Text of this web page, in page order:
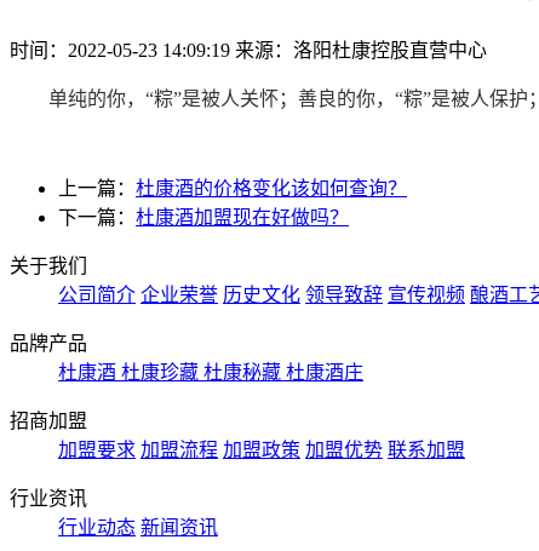
时间：2022-05-23 14:09:19 来源：洛阳杜康控股直营中心
单纯的你，“粽”是被人关怀；善良的你，“粽”是被人保护
上一篇： 杜康酒的价格变化该如何查询？
下一篇： 杜康酒加盟现在好做吗？
关于我们
公司简介 企业荣誉 历史文化 领导致辞 宣传视频 酿酒工
品牌产品
杜康酒 杜康珍藏 杜康秘藏 杜康酒庄
招商加盟
加盟要求 加盟流程 加盟政策 加盟优势 联系加盟
行业资讯
行业动态 新闻资讯